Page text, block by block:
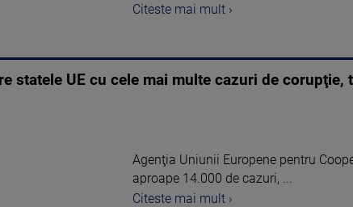
Citeste mai mult ›
statele UE cu cele mai multe cazuri de
Agenţia Uniunii Europene pentru
aproape 14.000 de cazuri, ...
Citeste mai mult ›